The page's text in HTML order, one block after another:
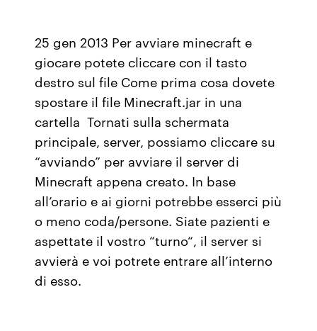
25 gen 2013 Per avviare minecraft e
giocare potete cliccare con il tasto
destro sul file Come prima cosa dovete
spostare il file Minecraft.jar in una
cartella Tornati sulla schermata
principale, server, possiamo cliccare su
“avviando” per avviare il server di
Minecraft appena creato. In base
all’orario e ai giorni potrebbe esserci più
o meno coda/persone. Siate pazienti e
aspettate il vostro “turno“, il server si
avvierà e voi potrete entrare all’interno
di esso.